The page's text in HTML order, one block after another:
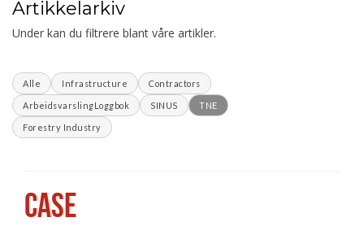
Artikkelarkiv
Under kan du filtrere blant våre artikler.
Alle Infrastructure Contractors
ArbeidsvarslingLoggbok SINUS TNE
Forestry Industry
CASE